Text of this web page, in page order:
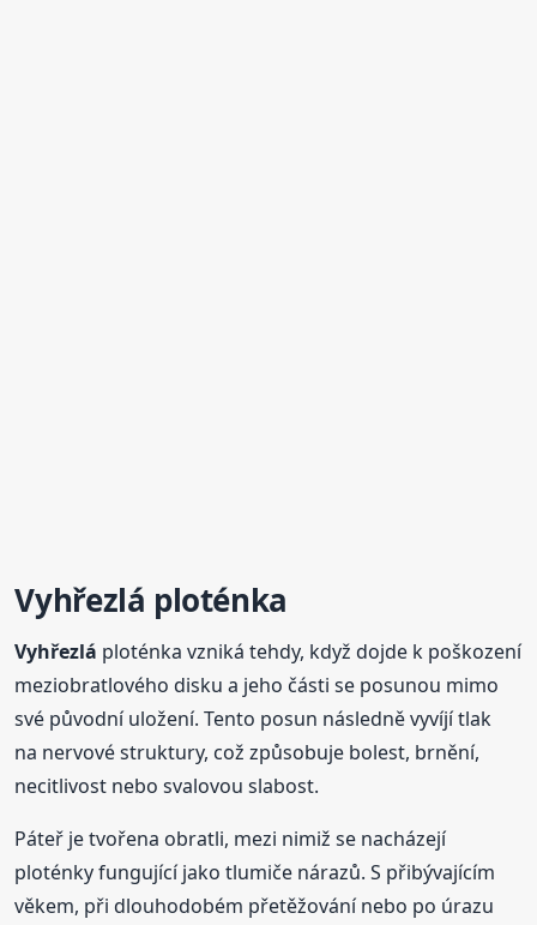
Vyhřezlá ploténka
Vyhřezlá ploténka vzniká tehdy, když dojde k poškození
meziobratlového disku a jeho části se posunou mimo
své původní uložení. Tento posun následně vyvíjí tlak
na nervové struktury, což způsobuje bolest, brnění,
necitlivost nebo svalovou slabost.
Páteř je tvořena obratli, mezi nimiž se nacházejí
ploténky fungující jako tlumiče nárazů. S přibývajícím
věkem, při dlouhodobém přetěžování nebo po úrazu